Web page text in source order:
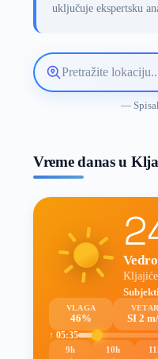
uključuje ekspertsku
Pretražite
lokaciju
—
Vreme danas u
Vedro
VLAGA
46%
VETAR
SI 2
↑ 05:35
9h
10h